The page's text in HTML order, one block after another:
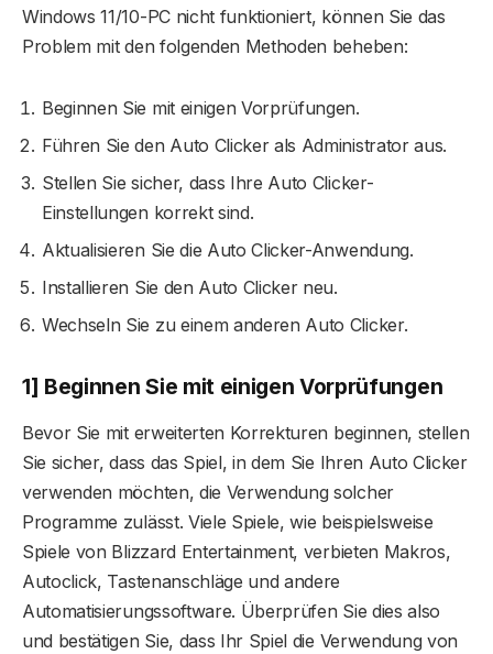
Windows 11/10-PC nicht funktioniert, können Sie das
Problem mit den folgenden Methoden beheben:
Beginnen Sie mit einigen Vorprüfungen.
Führen Sie den Auto Clicker als Administrator aus.
Stellen Sie sicher, dass Ihre Auto Clicker-
Einstellungen korrekt sind.
Aktualisieren Sie die Auto Clicker-Anwendung.
Installieren Sie den Auto Clicker neu.
Wechseln Sie zu einem anderen Auto Clicker.
1] Beginnen Sie mit einigen Vorprüfungen
Bevor Sie mit erweiterten Korrekturen beginnen, stellen
Sie sicher, dass das Spiel, in dem Sie Ihren Auto Clicker
verwenden möchten, die Verwendung solcher
Programme zulässt. Viele Spiele, wie beispielsweise
Spiele von Blizzard Entertainment, verbieten Makros,
Autoclick, Tastenanschläge und andere
Automatisierungssoftware. Überprüfen Sie dies also
und bestätigen Sie, dass Ihr Spiel die Verwendung von